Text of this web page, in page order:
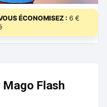
ÉCONOMISEZ : 6 €
Mago Flash